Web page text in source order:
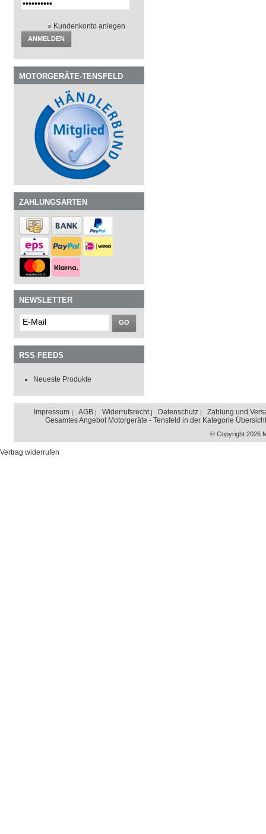
» Kundenkonto anlegen
ANMELDEN
MOTORGERÄTE-TENSFELD
ZAHLUNGSARTEN
NEWSLETTER
GO
RSS FEEDS
Neueste Produkte
Impressum AGB Widerrufsrecht Datenschutz
Zahlung und
Gesamtes Angebot Motorgeräte - Tensfeld in der Kategorie Übersicht
© Copyright 2026
Vertrag widerrufen